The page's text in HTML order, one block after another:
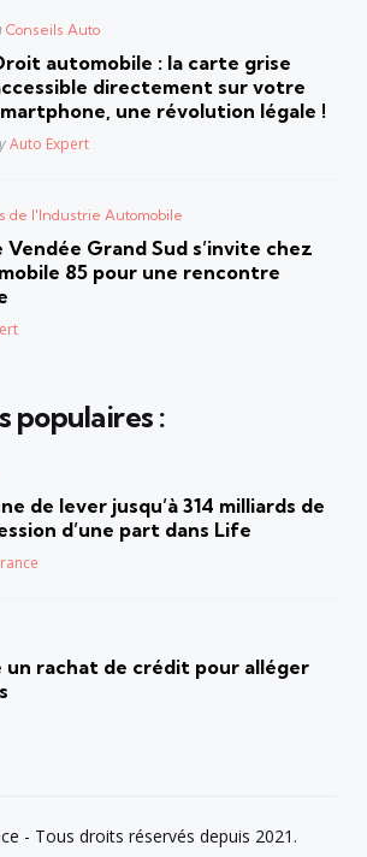
Conseils Auto
automobile : la carte grise
directement sur votre
une révolution légale !
Auto Expert
de l'Industrie Automobile
Vendée Grand Sud s’invite chez
85 pour une rencontre
populaires :
de lever jusqu’à 314 milliards de
d’une part dans Life
un rachat de crédit pour alléger
- Tous droits réservés depuis 2021.